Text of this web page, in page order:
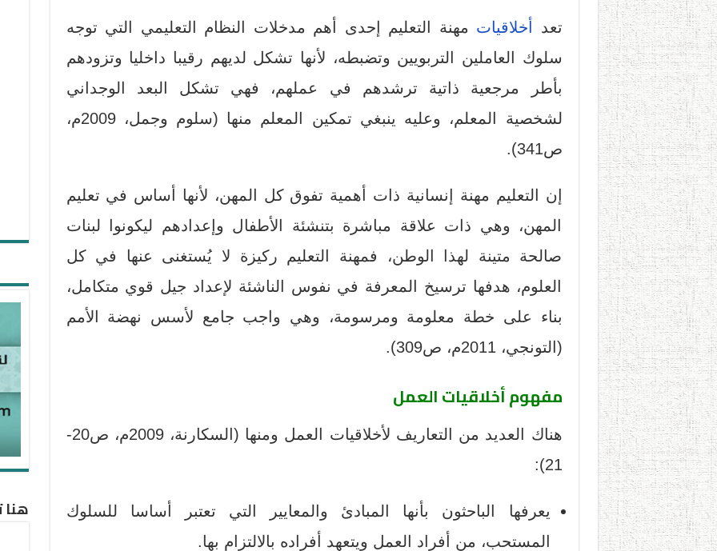
تعد أخلاقيات مهنة التعليم إحدى أهم مدخلات النظام التعليمي التي توجه
سلوك العاملين التربويين وتضبطه، لأنها تشكل لديهم رقيبا داخليا وتزودهم
بأطر مرجعية ذاتية ترشدهم في عملهم، فهي تشكل البعد الوجداني
لشخصية المعلم، وعليه ينبغي تمكين المعلم منها (سلوم وجمل، 2009م،
ص341).
إن التعليم مهنة إنسانية ذات أهمية تفوق كل المهن، لأنها أساس في تعليم
المهن، وهي ذات علاقة مباشرة بتنشئة الأطفال وإعدادهم ليكونوا لبنات
صالحة متينة لهذا الوطن، فمهنة التعليم ركيزة لا يُستغنى عنها في كل
العلوم، هدفها ترسيخ المعرفة في نفوس الناشئة لإعداد جيل قوي متكامل،
بناء على خطة معلومة ومرسومة، وهي واجب جامع لأسس نهضة الأمم
(التونجي، 2011م، ص309).
مفهوم أخلاقيات العمل
هناك العديد من التعاريف لأخلاقيات العمل ومنها (السكارنة، 2009م، ص20-
21):
يعرفها الباحثون بأنها المبادئ والمعايير التي تعتبر أساسا للسلوك
المستحب، من أفراد العمل ويتعهد أفراده بالالتزام بها.
هنا